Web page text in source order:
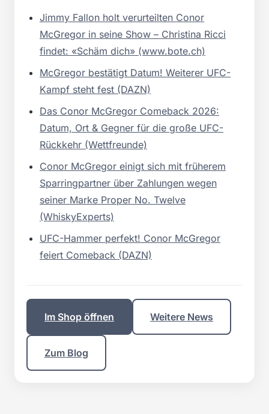
Jimmy Fallon holt verurteilten Conor
McGregor in seine Show – Christina Ricci
findet: «Schäm dich» (www.bote.ch)
McGregor bestätigt Datum! Weiterer UFC-
Kampf steht fest (DAZN)
Das Conor McGregor Comeback 2026:
Datum, Ort & Gegner für die große UFC-
Rückkehr (Wettfreunde)
Conor McGregor einigt sich mit früherem
Sparringpartner über Zahlungen wegen
seiner Marke Proper No. Twelve
(WhiskyExperts)
UFC-Hammer perfekt! Conor McGregor
feiert Comeback (DAZN)
Im Shop öffnen Weitere News
Zum Blog